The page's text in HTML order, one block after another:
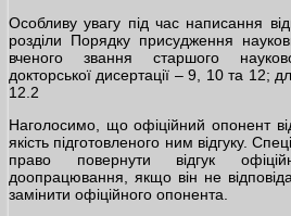
Особливу увагу під час написання
розділи Порядку присудження
вченого звання старшого
докторської дисертації – 9, 10 та 12;
12.2
Наголосимо, що офіційний опонент
якість підготовленого ним відгуку.
право повернути відгук
доопрацювання, якщо він не
замінити офіційного опонента.